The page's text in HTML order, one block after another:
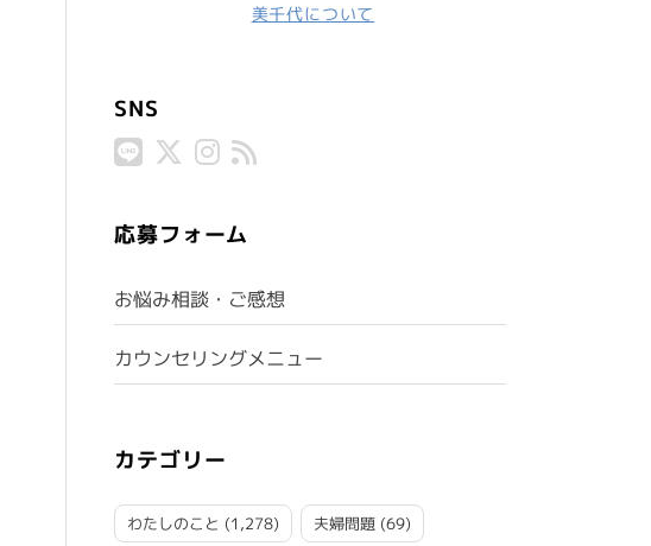
美千代について
SNS
応募フォーム
お悩み相談・ご感想
カウンセリングメニュー
カテゴリー
わたしのこと (1,278) 夫婦問題 (69)